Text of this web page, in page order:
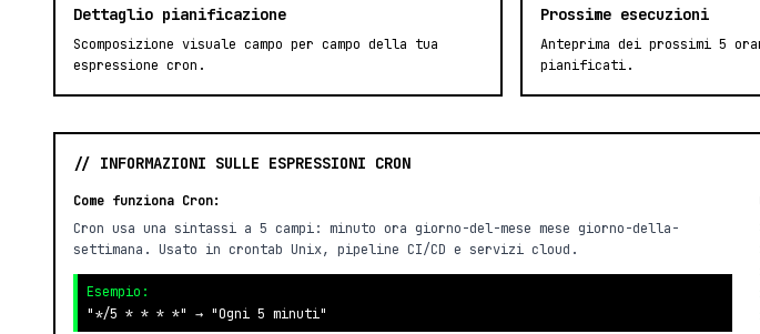
Dettaglio pianificazione
Scomposizione visuale campo per campo della tua
espressione cron.
Prossime esecuzioni
Anteprima dei prossimi 5
pianificati.
// INFORMAZIONI SULLE ESPRESSIONI CRON
Come funziona Cron:
Cron usa una sintassi a 5 campi: minuto ora giorno-del-mese mese giorno-della-
settimana. Usato in crontab Unix, pipeline CI/CD e servizi cloud.
Esempio:
"*/5 * * * *" → "Ogni 5 minuti"